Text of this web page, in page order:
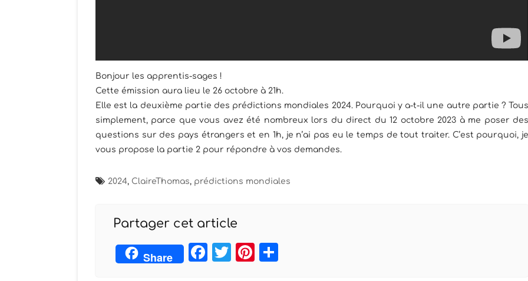
Bonjour les apprentis-sages !
Cette émission aura lieu le 26 octobre à 21h.
Elle est la deuxième partie des prédictions mondiales 2024. Pourquoi y a-t-il une autre partie ? Tous
simplement, parce que vous avez été nombreux lors du direct du 12 octobre 2023 à me poser des
questions sur des pays étrangers et en 1h, je n’ai pas eu le temps de tout traiter. C’est pourquoi, je
vous propose la partie 2 pour répondre à vos demandes.
2024, ClaireThomas, prédictions mondiales
Partager cet article
Share Facebook
TwitterPinterest